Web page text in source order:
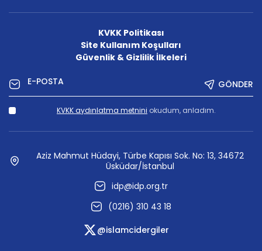
KVKK Politikası
Site Kullanım Koşulları
Güvenlik & Gizlilik İlkeleri
GÖNDER
KVKK aydınlatma metnini okudum, anladım.
Aziz Mahmut Hüdayi, Türbe Kapısı Sok. No: 13, 34672
Üsküdar/İstanbul
idp@idp.org.tr
(0216) 310 43 18
@islamcidergiler